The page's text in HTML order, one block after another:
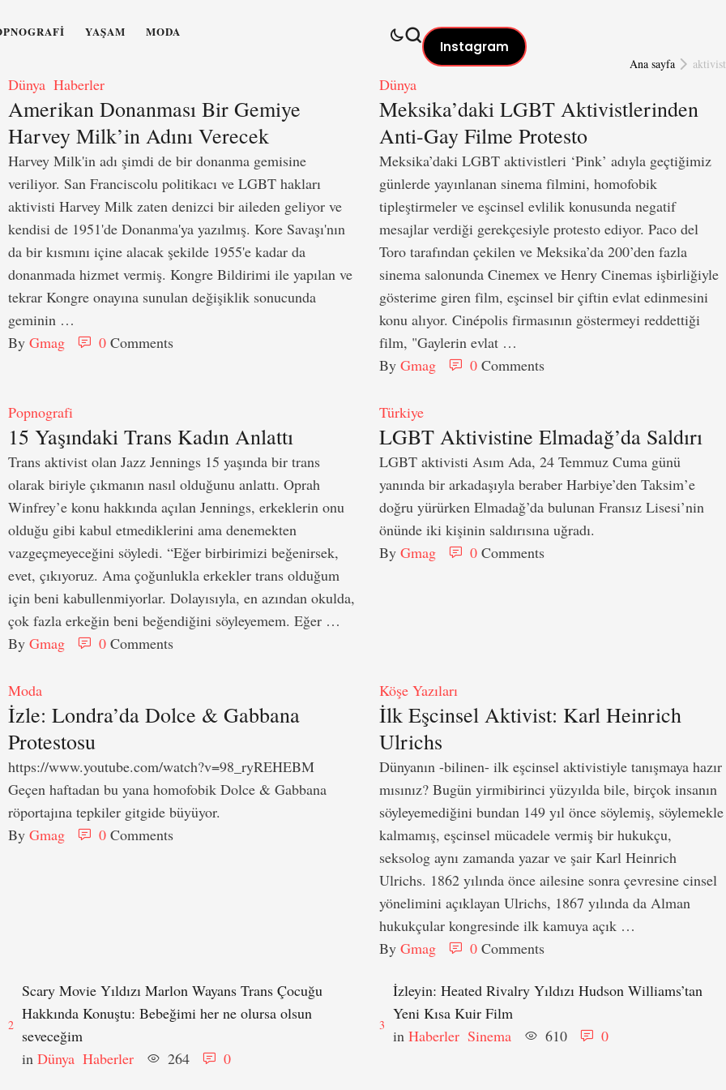
YAŞAM MODA
Instagram
Ana sayfa aktivist
Dünya Haberler
Amerikan Donanması Bir Gemiye
Harvey Milk’in Adını Verecek
Harvey Milk'in adı şimdi de bir donanma gemisine
veriliyor. San Franciscolu politikacı ve LGBT hakları
aktivisti Harvey Milk zaten denizci bir aileden geliyor ve
kendisi de 1951'de Donanma'ya yazılmış. Kore Savaşı'nın
da bir kısmını içine alacak şekilde 1955'e kadar da
donanmada hizmet vermiş. Kongre Bildirimi ile yapılan ve
tekrar Kongre onayına sunulan değişiklik sonucunda
geminin …
By Gmag 0 Comments
Dünya
Meksika’daki LGBT Aktivistlerinden
Anti-Gay Filme Protesto
Meksika’daki LGBT aktivistleri ‘Pink’ adıyla geçtiğimiz
günlerde yayınlanan sinema filmini, homofobik
tipleştirmeler ve eşcinsel evlilik konusunda negatif
mesajlar verdiği gerekçesiyle protesto ediyor. Paco del
Toro tarafından çekilen ve Meksika’da 200’den fazla
sinema salonunda Cinemex ve Henry Cinemas işbirliğiyle
gösterime giren film, eşcinsel bir çiftin evlat edinmesini
konu alıyor. Cinépolis firmasının göstermeyi reddettiği
film, "Gaylerin evlat …
By Gmag 0 Comments
Popnografi
15 Yaşındaki Trans Kadın Anlattı
Trans aktivist olan Jazz Jennings 15 yaşında bir trans
olarak biriyle çıkmanın nasıl olduğunu anlattı. Oprah
Winfrey’e konu hakkında açılan Jennings, erkeklerin onu
olduğu gibi kabul etmediklerini ama denemekten
vazgeçmeyeceğini söyledi. “Eğer birbirimizi beğenirsek,
evet, çıkıyoruz. Ama çoğunlukla erkekler trans olduğum
için beni kabullenmiyorlar. Dolayısıyla, en azından okulda,
çok fazla erkeğin beni beğendiğini söyleyemem. Eğer …
By Gmag 0 Comments
Türkiye
LGBT Aktivistine Elmadağ’da Saldırı
LGBT aktivisti Asım Ada, 24 Temmuz Cuma günü
yanında bir arkadaşıyla beraber Harbiye’den Taksim’e
doğru yürürken Elmadağ’da bulunan Fransız Lisesi’nin
önünde iki kişinin saldırısına uğradı.
By Gmag 0 Comments
Moda
İzle: Londra’da Dolce & Gabbana
Protestosu
https://www.youtube.com/watch?v=98_ryREHEBM
Geçen haftadan bu yana homofobik Dolce & Gabbana
röportajına tepkiler gitgide büyüyor.
By Gmag 0 Comments
Köşe Yazıları
İlk Eşcinsel Aktivist: Karl Heinrich
Ulrichs
Dünyanın -bilinen- ilk eşcinsel aktivistiyle tanışmaya hazır
mısınız? Bugün yirmibirinci yüzyılda bile, birçok insanın
söyleyemediğini bundan 149 yıl önce söylemiş, söylemekle
kalmamış, eşcinsel mücadele vermiş bir hukukçu,
seksolog aynı zamanda yazar ve şair Karl Heinrich
Ulrichs. 1862 yılında önce ailesine sonra çevresine cinsel
yönelimini açıklayan Ulrichs, 1867 yılında da Alman
hukukçular kongresinde ilk kamuya açık …
By Gmag 0 Comments
2
Scary Movie Yıldızı Marlon Wayans Trans Çocuğu
Hakkında Konuştu: Bebeğimi her ne olursa olsun
seveceğim
in Dünya Haberler 264 0
3
İzleyin: Heated Rivalry Yıldızı Hudson Williams’tan
Yeni Kısa Kuir Film
in Haberler Sinema 610 0